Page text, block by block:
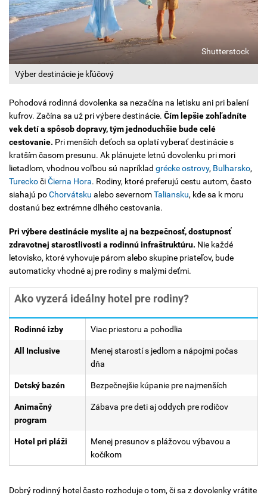
Výber destinácie je kľúčový
Shutterstock
Pohodová rodinná dovolenka sa nezačína na letisku ani pri balení
kufrov. Začína sa už pri výbere destinácie. Čím lepšie zohľadníte
vek detí a spôsob dopravy, tým jednoduchšie bude celé
cestovanie. Pri menších deťoch sa oplatí vyberať destinácie s
kratším časom presunu. Ak plánujete letnú dovolenku pri mori
lietadlom, vhodnou voľbou sú napríklad grécke ostrovy, Bulharsko,
TureckočiČierna Hora. Rodiny, ktoré preferujú cestu autom, často
siahajú poChorvátsku alebo severnomTaliansku, kde sa k moru
dostanú bez extrémne dlhého cestovania.
Pri výbere destinácie myslite aj na bezpečnosť, dostupnosť
zdravotnej starostlivosti a rodinnú infraštruktúru. Nie každé
letovisko, ktoré vyhovuje párom alebo skupine priateľov, bude
automaticky vhodné aj pre rodiny s malými deťmi.
Ako vyzerá ideálny hotel pre rodiny?
Rodinné izby Viac priestoru a pohodlia
All Inclusive
Menej starostí s jedlom a nápojmi počas
dňa
Detský bazén Bezpečnejšie kúpanie pre najmenších
Animačný
program
Zábava pre deti aj oddych pre rodičov
Hotel pri pláži
Menej presunov s plážovou výbavou a
kočíkom
Dobrý rodinný hotel často rozhoduje o tom, či sa z dovolenky vrátite